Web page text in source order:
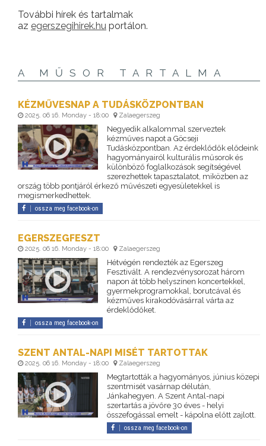
További hírek és tartalmak
az egerszegihirek.hu portálon.
A MŰSOR TARTALMA
KÉZMŰVESNAP A TUDÁSKÖZPONTBAN
2025. 06 16. Monday - 18:00 Zalaegerszeg
Negyedik alkalommal szerveztek
kézműves napot a Göcseji
Tudásközpontban. Az érdeklődők elődeink
hagyományairól kulturális műsorok és
különböző foglalkozások segítségével
szerezhettek tapasztalatot, miközben az
ország több pontjáról érkező művészeti egyesületekkel is
megismerkedhettek.
ossza meg facebook-on
EGERSZEGFESZT
2025. 06 16. Monday - 18:00 Zalaegerszeg
Hétvégén rendezték az Egerszeg
Fesztivált. A rendezvénysorozat három
napon át több helyszínen koncertekkel,
gyermekprogramokkal, borutcával és
kézműves kirakodóvásárral várta az
érdeklődőket.
ossza meg facebook-on
SZENT ANTAL-NAPI MISÉT TARTOTTAK
2025. 06 16. Monday - 18:00 Zalaegerszeg
Megtartották a hagyományos, június közepi
szentmisét vasárnap délután,
Jánkahegyen. A Szent Antal-napi
szertartás a jövőre 30 éves - helyi
összefogással emelt - kápolna előtt zajlott.
ossza meg facebook-on